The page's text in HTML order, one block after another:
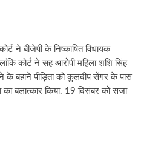
ने बीजेपी के निष्काषित विधायक
कोर्ट ने सह आरोपी महिला शशि सिंह
के बहाने पीड़िता को कुलदीप सेंगर के पास
बलात्कार किया. 19 दिसंबर को सजा